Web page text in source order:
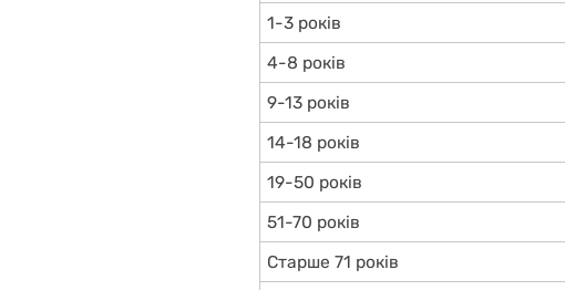
1-3 років
4-8 років
9-13 років
14-18 років
19-50 років
51-70 років
Старше 71 років